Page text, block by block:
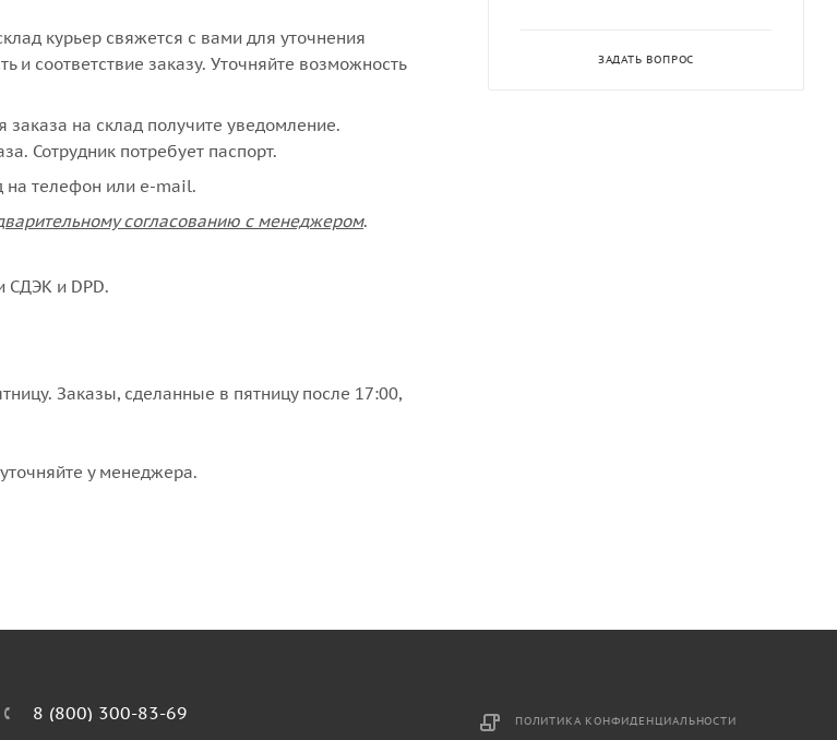
курьер свяжется с вами для уточнения
и соответствие заказу. Уточняйте возможность
на склад получите уведомление.
Сотрудник потребует паспорт.
на телефон или e-mail.
согласованию с менеджером.
СДЭК и DPD.
Заказы, сделанные в пятницу после 17:00,
у менеджера.
ЗАДАТЬ ВОПРОС
8 (800) 300-83-69 ПОЛИТИКА КОНФИДЕНЦИАЛЬНОСТИ